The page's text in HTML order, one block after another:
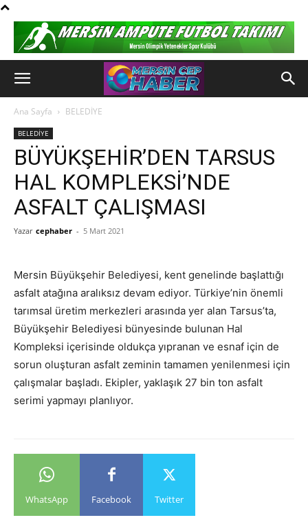
Ana Sayfa BELEDİYE
BELEDİYE
BÜYÜKŞEHİR’DEN TARSUS
HAL KOMPLEKSİ’NDE
ASFALT ÇALIŞMASI
Yazar cephaber - 5 Mart 2021
Mersin Büyükşehir Belediyesi, kent genelinde başlattığı
asfalt atağına aralıksız devam ediyor. Türkiye’nin önemli
tarımsal üretim merkezleri arasında yer alan Tarsus’ta,
Büyükşehir Belediyesi bünyesinde bulunan Hal
Kompleksi içerisinde oldukça yıpranan ve esnaf için de
sorun oluşturan asfalt zeminin tamamen yenilenmesi için
çalışmalar başladı. Ekipler, yaklaşık 27 bin ton asfalt
serimi yapmayı planlıyor.
WhatsApp Facebook Twitter